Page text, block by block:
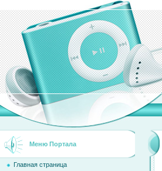
Меню Портала
Главная страница